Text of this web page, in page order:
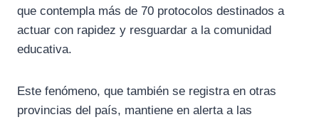
que contempla más de 70 protocolos destinados a
actuar con rapidez y resguardar a la comunidad
educativa.
Este fenómeno, que también se registra en otras
provincias del país, mantiene en alerta a las